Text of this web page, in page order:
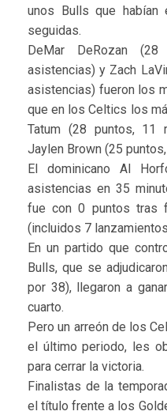
unos Bulls que habían
seguidas.
DeMar DeRozan
asistencias) y Zach
asistencias) fueron los
que en los Celtics los
Tatum (28 puntos,
Jaylen Brown (25
El dominicano Al
asistencias en 35
fue con 0 puntos tras
(incluidos 7
En un partido que
Bulls, que se
por 38), llegaron a
cuarto.
Pero un arreón de los
el último periodo, les
para cerrar la victoria.
Finalistas de la
el título frente a los